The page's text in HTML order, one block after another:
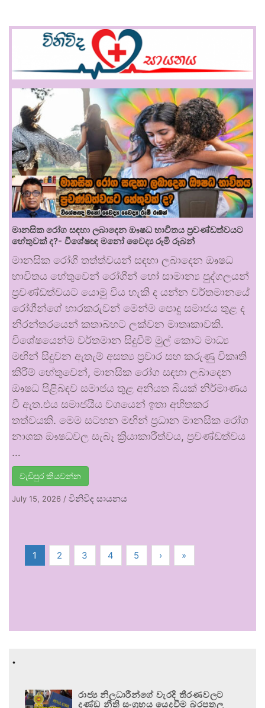
මානසික රෝග සඳහා ලබාදෙන ඖෂධ භාවිතය ප්‍රචණ්ඩත්වයට
හේතුවක් ද?- විශේෂඥ මනෝ වෛද්‍ය රූමි රූබන්
මානසික රෝගී තත්ත්වයන් සඳහා ලබාදෙන ඖෂධ
භාවිතය හේතුවෙන් රෝගීන් හෝ සාමාන්‍ය පුද්ගලයන්
ප්‍රචණ්ඩත්වයට යොමු විය හැකි ද යන්න වර්තමානයේ
රෝගීන්ගේ භාරකරුවන් මෙන්ම පොදු සමාජය තුළ ද
නිරන්තරයෙන් කතාබහට ලක්වන මාතෘකාවකි.
විශේෂයෙන්ම වර්තමාන සිදුවීම් මුල් කොට මාධ්‍ය
මඟින් සිදුවන ඇතැම් අසත්‍ය ප්‍රචාර සහ කරුණු විකෘති
කිරීම් හේතුවෙන්, මානසික රෝග සඳහා ලබාදෙන
ඖෂධ පිළිබඳව සමාජය තුළ අනියත බියක් නිර්මාණය
වී ඇත.එය සමාජයීය වශයෙන් ඉතා අහිතකර
තත්වයකි. මෙම සටහන මඟින් ප්‍රධාන මානසික රෝග
නාශක ඖෂධවල සැබෑ ක්‍රියාකාරීත්වය, ප්‍රචණ්ඩත්වය
…
වැඩිපුර කියවන්න
July 15, 2026 / විනිවිද සායනය
1 2 3 4 5 › »
.
රාජ්‍ය නිලධාරීන්ගේ වැරදි තීරණවලට
දණ්ඩ නීති සංග්‍රහය යෙදවීම බරපතල